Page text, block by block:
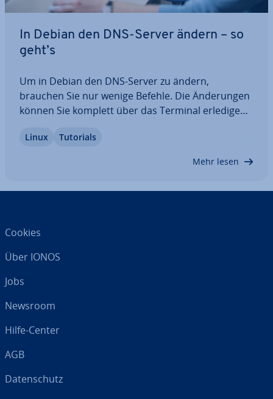
In Debian den DNS-Server ändern – so
geht’s
Um in Debian den DNS-Server zu ändern,
brauchen Sie nur wenige Befehle. Die Än­de­run­gen
können Sie komplett über das Terminal erledigen
Die dafür benötigte Software lässt sich kos­ten­frei
Linux Tutorials
Mehr lesen
Cookies
Über IONOS
Jobs
Newsroom
Hilfe-Center
AGB
Da­ten­schutz